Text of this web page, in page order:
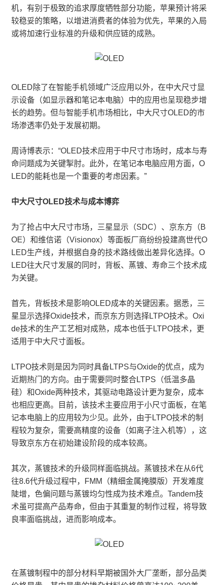
机，有别于极致的追求厚度牺牲部分功能，苹果预计将采
较稳妥的策略，以增进消费者的体验为优先，苹果的入局
或将加速行业标准的升级和供应链的成熟。
OLED除了在智能手机领域广泛应用以外，在中大尺寸显
示设备（如显示器和笔记本电脑）中的应用也呈现稳步增
长的趋势。但与智能手机市场相比，中大尺寸OLED的市
场渗透率仍处于发展初期。
周诗博表示：“OLED技术应用于中尺寸市场时，成本与寿
命问题成为关键掣肘。此外，在笔记本电脑应用方面，O
LED的能耗也是一个重要的考虑因素。”
中大尺寸OLED技术与成本博弈
为了抢占中大尺寸市场，三星显示（SDC）、京东方（B
OE）和维信诺（Visionox）等面板厂商纷纷投建高世代O
LED生产线，并根据自身的技术路线做出差异化选择。O
LED往大尺寸发展的同时，背板、蒸镀、寿命三个技术成
为关键。
首先，背板技术是影响OLED成本的关键因素。据悉，三
星显示选择Oxide技术，而京东方则选择LTPO技术。Oxi
de技术的生产工艺相对成熟，成本也低于LTPO技术，更
适用于中大尺寸面板。
LTPO技术则是因为同时具备LTPS与Oxide的优点，成为
近期热门的方向。由于需要同时整合LTPS（低温多晶
硅）和Oxide两种技术，其驱动电路设计更为复杂，成本
也相应更高。目前，该技术主要应用于小尺寸面板，在笔
记本电脑上的应用较为少见。此外，由于LTPO技术的制
程较为复杂，需要高精度的设备（如离子注入机等），这
导致京东方在初始建设阶段的成本较高。
其次，蒸镀技术的升级同样面临挑战。蒸镀技术在从6代
往8.6代升级过程中，FMM（精细金属掩膜版）开发难度
陡增，色偏问题与蒸镀均匀性成为技术难点。Tandem技
术虽可提高产品寿命，但由于其重复的制作过程，将导致
良率面临挑战，进而影响成本。
在蒸镀制程中的部分材料早期被国外大厂垄断，部分品类